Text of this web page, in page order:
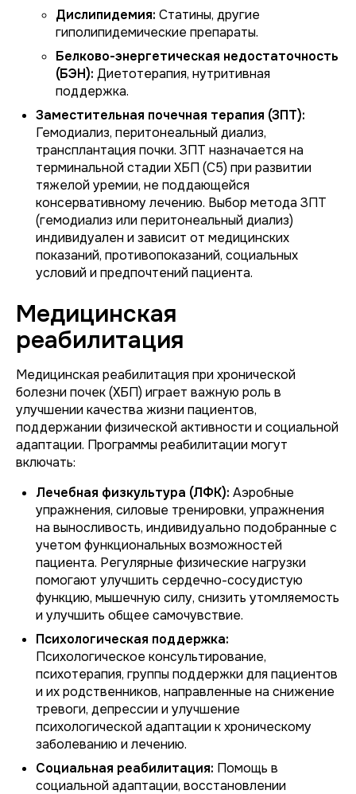
Дислипидемия: Статины, другие
гиполипидемические препараты.
Белково-энергетическая недостаточность
(БЭН): Диетотерапия, нутритивная
поддержка.
Заместительная почечная терапия (ЗПТ):
Гемодиализ, перитонеальный диализ,
трансплантация почки. ЗПТ назначается на
терминальной стадии ХБП (С5) при развитии
тяжелой уремии, не поддающейся
консервативному лечению. Выбор метода ЗПТ
(гемодиализ или перитонеальный диализ)
индивидуален и зависит от медицинских
показаний, противопоказаний, социальных
условий и предпочтений пациента.
Медицинская
реабилитация
Медицинская реабилитация при хронической
болезни почек (ХБП) играет важную роль в
улучшении качества жизни пациентов,
поддержании физической активности и социальной
адаптации. Программы реабилитации могут
включать:
Лечебная физкультура (ЛФК): Аэробные
упражнения, силовые тренировки, упражнения
на выносливость, индивидуально подобранные с
учетом функциональных возможностей
пациента. Регулярные физические нагрузки
помогают улучшить сердечно-сосудистую
функцию, мышечную силу, снизить утомляемость
и улучшить общее самочувствие.
Психологическая поддержка:
Психологическое консультирование,
психотерапия, группы поддержки для пациентов
и их родственников, направленные на снижение
тревоги, депрессии и улучшение
психологической адаптации к хроническому
заболеванию и лечению.
Социальная реабилитация: Помощь в
социальной адаптации, восстановлении